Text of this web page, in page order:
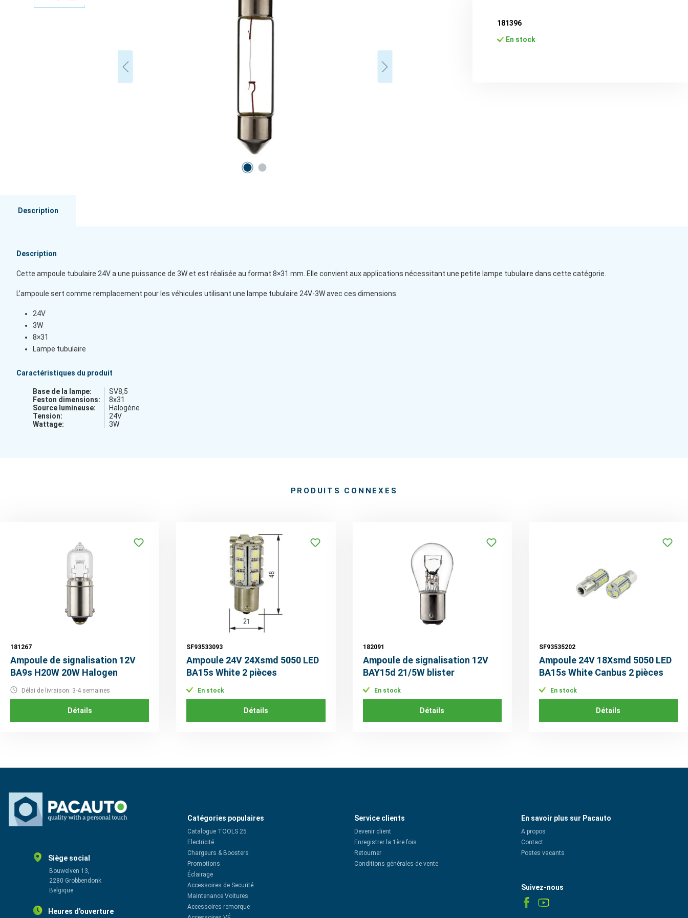
181396
En stock
Description
Description
Cette ampoule tubulaire 24V a une puissance de 3W et est réalisée au format 8×31 mm. Elle convient aux applications nécessitant une petite lampe tubulaire dans cette catégorie.
L’ampoule sert comme remplacement pour les véhicules utilisant une lampe tubulaire 24V-3W avec ces dimensions.
24V
3W
8×31
Lampe tubulaire
Caractéristiques du produit
Base de la lampe:
SV8,5
Feston dimensions:
8x31
Source lumineuse:
Halogène
Tension:
24V
Wattage:
3W
PRODUITS CONNEXES
181267
Ampoule de signalisation 12V
BA9s H20W 20W Halogen
Délai de livraison: 3-4 semaines
Détails
SF93533093
Ampoule 24V 24Xsmd 5050 LED
BA15s White 2 pièces
En stock
Détails
182091
Ampoule de signalisation 12V
BAY15d 21/5W blister
En stock
Détails
SF93535202
Ampoule 24V 18Xsmd 5050 LED
BA15s White Canbus 2 pièces
En stock
Détails
Siège social
Bouwelven 13,
2280 Grobbendonk
Belgique
Heures d'ouverture
Catégories populaires
Catalogue TOOLS 25
Electricité
Chargeurs & Boosters
Promotions
Éclairage
Accessoires de Securité
Maintenance Voitures
Accessoires remorque
Service clients
Devenir client
Enregistrer la 1ère fois
Retourner
Conditions générales de vente
En savoir plus sur Pacauto
A propos
Contact
Postes vacants
Suivez-nous